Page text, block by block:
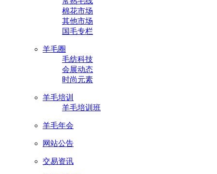
棉花市场
其他市场
国毛专栏
羊毛圈
毛纺科技
会展动态
时尚元素
羊毛培训
羊毛培训班
羊毛年会
网站公告
交易资讯